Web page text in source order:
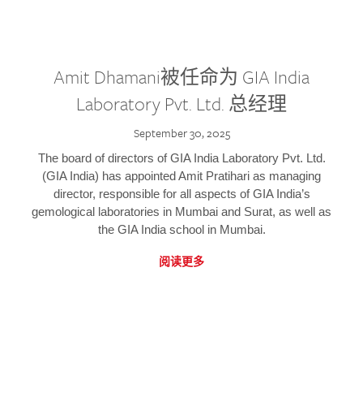
Amit Dhamani被任命为 GIA India
Laboratory Pvt. Ltd. 总经理
September 30, 2025
The board of directors of GIA India Laboratory Pvt. Ltd.
(GIA India) has appointed Amit Pratihari as managing
director, responsible for all aspects of GIA India’s
gemological laboratories in Mumbai and Surat, as well as
the GIA India school in Mumbai.
阅读更多